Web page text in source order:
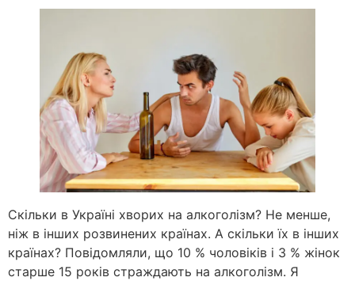
Скільки в Україні хворих на алкоголізм? Не менше,
ніж в інших розвинених країнах. А скільки їх в інших
країнах? Повідомляли, що 10 % чоловіків і 3 % жінок
старше 15 років страждають на алкоголізм. Я